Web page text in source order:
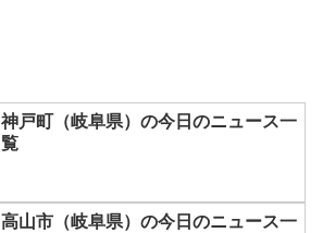
神戸町（岐阜県）の今日のニュース一
覧
高山市（岐阜県）の今日のニュース一